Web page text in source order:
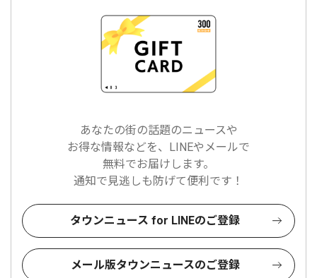
あなたの街の話題のニュースや
お得な情報などを、LINEやメールで
無料でお届けします。
通知で見逃しも防げて便利です！
タウンニュース for LINEのご登録
メール版タウンニュースのご登録